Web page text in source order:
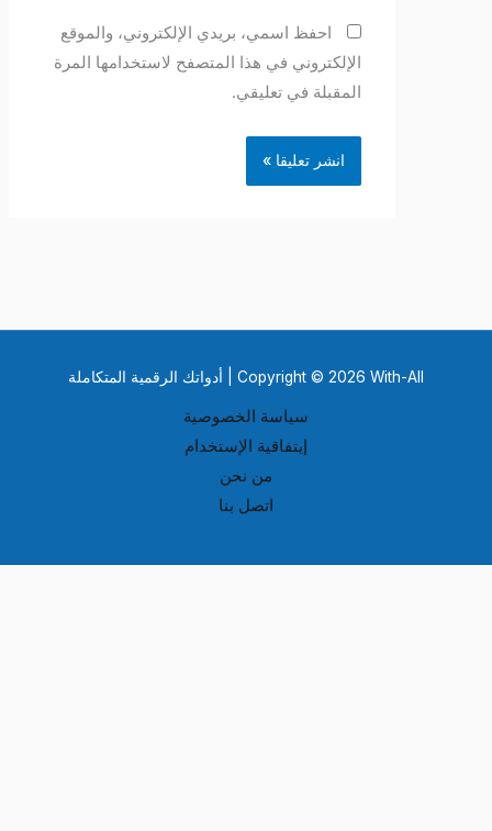
احفظ اسمي، بريدي الإلكتروني، والموقع
الإلكتروني في هذا المتصفح لاستخدامها المرة
المقبلة في تعليقي.
Copyright © 2026 With-All | أدواتك الرقمية المتكاملة
سياسة الخصوصية
إيتفاقية الإستخدام
من نحن
اتصل بنا